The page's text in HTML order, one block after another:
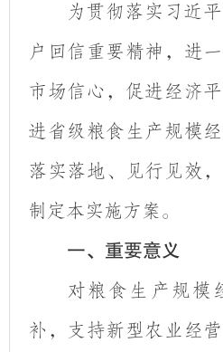
为贯彻落实习近
户回信重要精神，进
市场信心，促进经济
进省级粮食生产规模
落实落地、见行见效
制定本实施方案。
一、重要意义
对粮食生产规模
补，支持新型农业经